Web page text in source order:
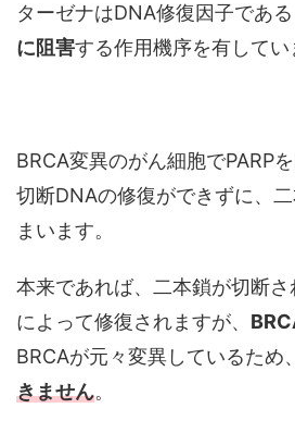
ターゼナはDNA修復因子である
に阻害する作用機序を有してい
BRCA変異のがん細胞でPARP
切断DNAの修復ができずに、
まいます。
本来であれば、二本鎖が切断さ
によって修復されますが、
BRCAが元々変異しているため、
きません。